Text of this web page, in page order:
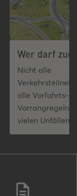
Wer darf
Nicht alle
alle Vorfahrts-
Vorrangregeln
vielen Unfällen.